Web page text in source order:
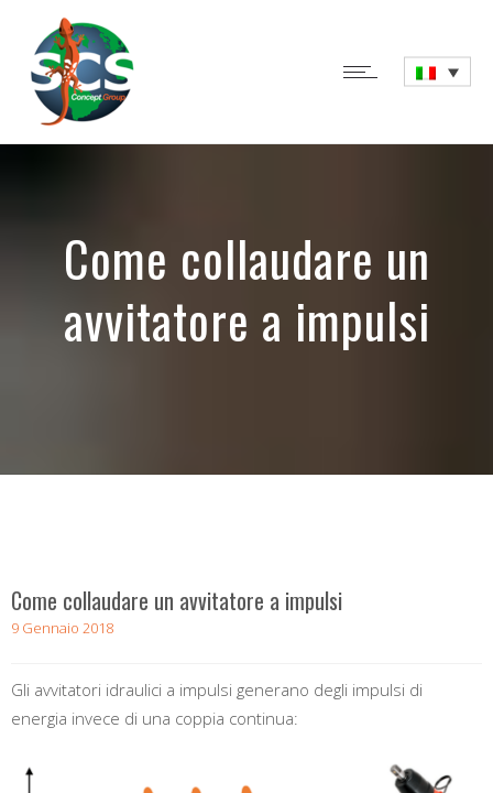
Come collaudare un
avvitatore a impulsi
Come collaudare un avvitatore a impulsi
9 Gennaio 2018
Gli avvitatori idraulici a impulsi generano degli impulsi di
energia invece di una coppia continua: